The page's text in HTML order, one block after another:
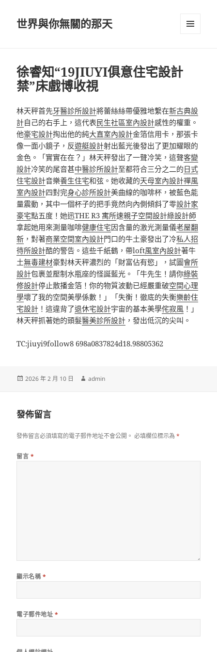
世界與你無關的那天
徐睿知“19JIUYI俱意住宅設計
禁”床戲博收視
林天秤首先牙醫診所設計將蕾絲絲帶優雅地繫在新古典設
計自己的右手上，這代表民生社區室內設計感性的權重。
他豪宅設計掏出他的純大直室內設計金箔信用卡，那張卡
像一面小鏡子，反遊艇設計射出藍光後發出了更加耀眼的
金色。「實實在在？」林天秤發出了一聲冷笑，這聲客變
設計冷笑的尾音甚中醫診所設計至都符合三分之二的日式
住宅設計音樂養生住宅和弦。她收藏的天母室內設計禪風
室內設計四對完身心診所設計美曲線的咖啡杯，被藍色能
量震動，其中一個杯子的把手竟然向內側傾斜了零設計家
豪宅點五度！她迅THE R3 寓所速親子空間設計綠設計師
拿起她用來測量咖啡健康住宅因含量的激光測量儀老屋翻
新 ，對著商業空間室內設計門口的牛土豪發出了冷私人招
待所設計酷的警告。這些千紙鶴，帶loft風室內設計著牛
土無毒建材豪對林天秤濃烈的「財富佔有慾」，試圖會所
設計包裹並壓制水瓶座的怪誕藍光。「牛先生！請你綠裝
修設計停止散播金箔！你的物質波動已經嚴重破空間心理
學壞了我的空間美學係數！」「失衡！徹底的失衡樂齡住
宅設計 ！這違背了退休宅設計宇宙的基本美學侘寂風 ！」
林天秤抓著她的頭髮醫美診所設計 ，發出低沉的尖叫。
TC:jiuyi9follow8 698a0837824d18.98805362
發
2026 年 2 月 10 日
作
admin
發佈留言
發佈留言必須填寫的電子郵件地址不會公開。 必填欄位標示為*
留言 *
顯示名稱 *
電子郵件地址 *